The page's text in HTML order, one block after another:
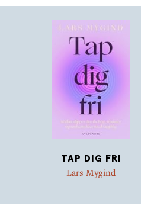
TAP DIG FRI
Lars Mygind